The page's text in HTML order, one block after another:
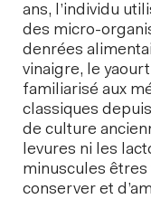
ans, l’individu
des micro-
denrées
vinaigre, le
familiarisé aux
classiques
de culture
levures ni les
minuscules êtres
conserver et